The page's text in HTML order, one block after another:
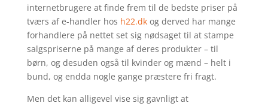
internetbrugere at finde frem til de bedste priser på
tværs af e-handler hos h22.dkog derved har mange
forhandlere på nettet set sig nødsaget til at stampe
salgspriserne på mange af deres produkter – til
børn, og desuden også til kvinder og mænd – helt i
bund, og endda nogle gange præstere fri fragt.
Men det kan alligevel vise sig gavnligt at